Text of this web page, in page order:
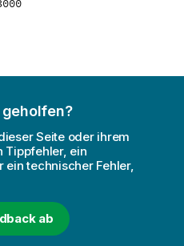
Seite oder ihrem
Tippfehler, ein
ein technischer Fehler,
ab